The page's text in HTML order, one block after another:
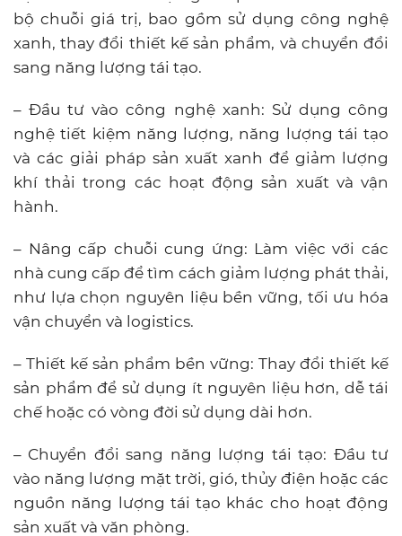
bộ chuỗi giá trị, bao gồm sử dụng công nghệ
xanh, thay đổi thiết kế sản phẩm, và chuyển đổi
sang năng lượng tái tạo.
– Đầu tư vào công nghệ xanh: Sử dụng công
nghệ tiết kiệm năng lượng, năng lượng tái tạo
và các giải pháp sản xuất xanh để giảm lượng
khí thải trong các hoạt động sản xuất và vận
hành.
– Nâng cấp chuỗi cung ứng: Làm việc với các
nhà cung cấp để tìm cách giảm lượng phát thải,
như lựa chọn nguyên liệu bền vững, tối ưu hóa
vận chuyển và logistics.
– Thiết kế sản phẩm bền vững: Thay đổi thiết kế
sản phẩm để sử dụng ít nguyên liệu hơn, dễ tái
chế hoặc có vòng đời sử dụng dài hơn.
– Chuyển đổi sang năng lượng tái tạo: Đầu tư
vào năng lượng mặt trời, gió, thủy điện hoặc các
nguồn năng lượng tái tạo khác cho hoạt động
sản xuất và văn phòng.